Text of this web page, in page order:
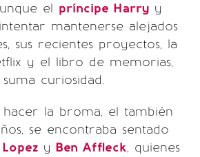
el príncipe Harry y
intentar mantenerse alejados
sus recientes proyectos, la
y el libro de memorias,
curiosidad.
la broma, el también
se encontraba sentado
y Ben Affleck, quienes